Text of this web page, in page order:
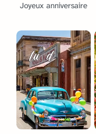
Joyeux anniversaire